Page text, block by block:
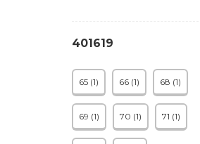
401619
65 (1) 66 (1) 68 (1)
69 (1) 70 (1) 71 (1)